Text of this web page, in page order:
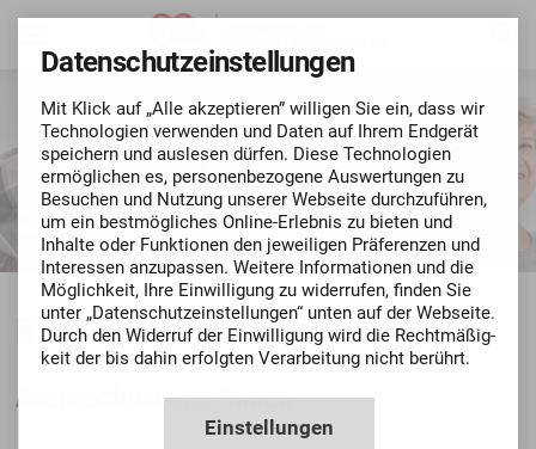
Betreuungsverein
Ansprechpartner*innen
Datenschutz­einstellungen
Mit Klick auf „Alle akzeptieren” willigen Sie ein, dass wir
Techno­logien verwenden und Daten auf Ihrem Endgerät
speichern und auslesen dürfen. Diese Techno­logien
ermög­lichen es, personen­bezo­gene Aus­wertungen zu
Besuchen und Nutzung unserer Webseite durch­zu­führen,
um ein bestmögli­ches Online-Erlebnis zu bieten und
Inhalte oder Funktionen den jeweiligen Präferenzen und
Inte­ressen anzupassen. Weitere Informationen und die
Mög­lich­keit, Ihre Ein­willigung zu widerrufen, finden Sie
unter „Datenschutz­einstellungen“ unten auf der Webseite.
Durch den Widerruf der Ein­willigung wird die Recht­mäßig­
keit der bis dahin erfolgten Verarbeitung nicht berührt.
Einstellungen